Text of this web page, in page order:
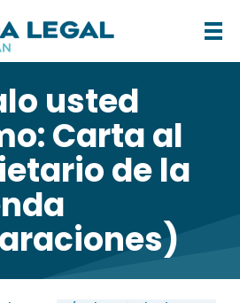
usted
Carta al
de la